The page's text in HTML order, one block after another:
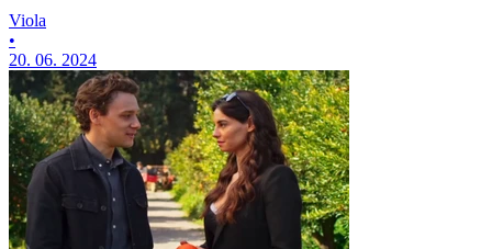
Viola
•
20. 06. 2024